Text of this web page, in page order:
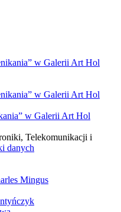
w Galerii Art Hol
Telekomunikacji i
danych
Mingus